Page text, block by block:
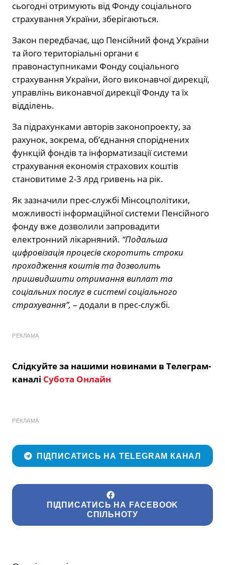
сьогодні отримують від Фонду соціального
страхування України, зберігаються.
Закон передбачає, що Пенсійний фонд України
та його територіальні органи є
правонаступниками Фонду соціального
страхування України, його виконавчої дирекції,
управлінь виконавчої дирекції Фонду та їх
відділень.
За підрахунками авторів законопроекту, за
рахунок, зокрема, об’єднання споріднених
функцій фондів та інформатизації системи
страхування економія страхових коштів
становитиме 2-3 лрд гривень на рік.
Як зазначили прес-службі Мінсоцполітики,
можливості інформаційної системи Пенсійного
фонду вже дозволили запровадити
електронний лікарняний. “Подальша
цифровізація процесів скоротить строки
проходження коштів та дозволить
пришвидшити отримання виплат та
соціальних послуг в системі соціального
страхування”, – додали в прес-службі.
РЕКЛАМА
Слідкуйте за нашими новинами в Телеграм-
каналі Субота Онлайн
РЕКЛАМА
ПІДПИСАТИСЬ НА TELEGRAM КАНАЛ
ПІДПИСАТИСЬ НА FACEBOOK
СПІЛЬНОТУ